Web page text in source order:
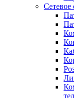
Сетевое